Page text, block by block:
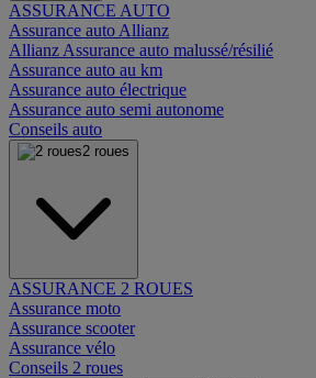
ASSURANCE AUTO
Assurance auto Allianz
Allianz Assurance auto malussé/résilié
Assurance auto au km
Assurance auto électrique
Assurance auto semi autonome
Conseils auto
2 roues
ASSURANCE 2 ROUES
Assurance moto
Assurance scooter
Assurance vélo
Conseils 2 roues